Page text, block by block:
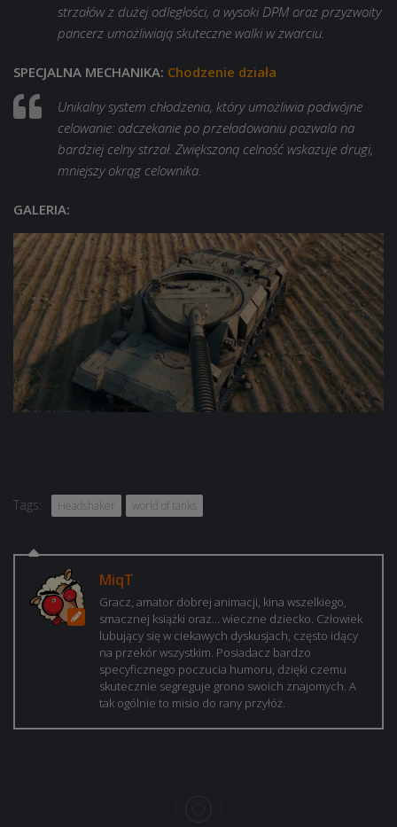
strzałów z dużej odległości, a wysoki DPM oraz przyzwoity
pancerz umożliwiają skuteczne walki w zwarciu.
SPECJALNA MECHANIKA: Chodzenie działa
Unikalny system chłodzenia, który umożliwia podwójne
celowanie: odczekanie po przeładowaniu pozwala na
bardziej celny strzał. Zwiększoną celność wskazuje drugi,
mniejszy okrąg celownika.
GALERIA:
Tags: Headshaker world of tanks
MiqT
Gracz, amator dobrej animacji, kina wszelkiego,
smacznej książki oraz… wieczne dziecko. Człowiek
lubujący się w ciekawych dyskusjach, często idący
na przekór wszystkim. Posiadacz bardzo
specyficznego poczucia humoru, dzięki czemu
skutecznie segreguje grono swoich znajomych. A
tak ogólnie to misio do rany przyłóż.